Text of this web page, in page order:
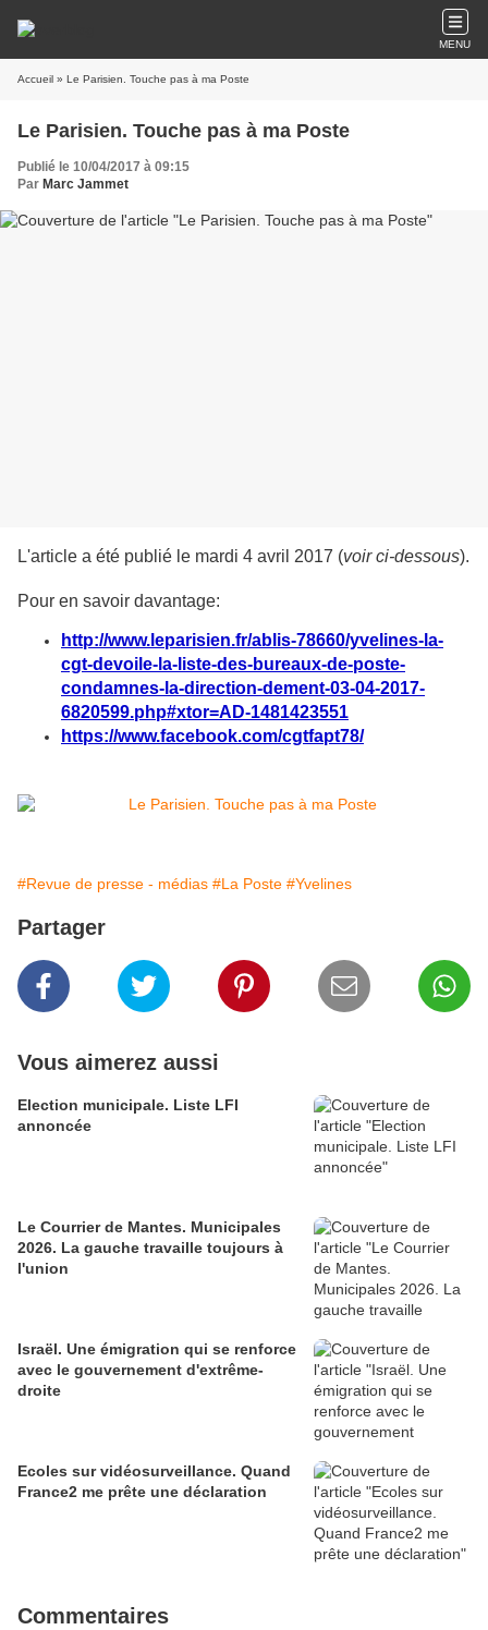
MENU
Accueil » Le Parisien. Touche pas à ma Poste
Le Parisien. Touche pas à ma Poste
Publié le 10/04/2017 à 09:15
Par Marc Jammet
L'article a été publié le mardi 4 avril 2017 (voir ci-dessous).
Pour en savoir davantage:
http://www.leparisien.fr/ablis-78660/yvelines-la-
cgt-devoile-la-liste-des-bureaux-de-poste-
condamnes-la-direction-dement-03-04-2017-
6820599.php#xtor=AD-1481423551
https://www.facebook.com/cgtfapt78/
#Revue de presse - médias #La Poste #Yvelines
Partager
Vous aimerez aussi
Election municipale. Liste LFI
annoncée
Le Courrier de Mantes. Municipales
2026. La gauche travaille toujours à
l'union
Israël. Une émigration qui se renforce
avec le gouvernement d'extrême-
droite
Ecoles sur vidéosurveillance. Quand
France2 me prête une déclaration
Commentaires